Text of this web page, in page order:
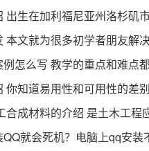
出生在加利福尼亚州洛杉矶
本文就为很多初学者朋友解
怎么写 教学的重点和难点
你知道易用性和可用性的差
合成材料的介绍 是土木工程
就会死机？电脑上qq安装